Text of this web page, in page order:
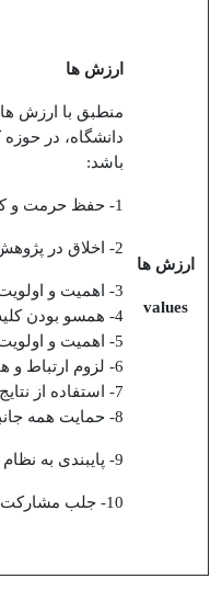
ارزش ها
values
ارزش ها
منطبق با ارزش
دانشگاه، در حوزه
باشد:
1- حفظ حرمت و کرامت انسان ها
2- اخلاق در پژوهش با تأکید بر ارزشهای متعالی اسلامی
3- اهمیت و اولویت پژوهش به عنوان اصلی ترین راه پیشرفت جامعه، کشور و تولید علم
4- همسو بودن کلیه پژوهش ها با نیازهای واقعی و سیاست های دانشگاه علوم پزشکی یاسوج
5- اهمیت و اولویت ایجاد بستر مناسب برای پژوهش در کمیته تحقیقات دانشجویی
6- لزوم ارتباط و همکاری درون بخشی و برون بخشی در زمینه پژوهش
7- استفاده از نتایج تحقیقات دانشجویی در عرصه های اجرایی و عملی
8- حمایت همه جانبه از پژوهش و دانشجویان پژوهشگر
9- پایبندی به نظام تشویق و تکریم از دانشجویان فعال با حداکثر امکانات مقتضی
10- جلب مشارکت دانشجویان و اعضای هیات علمی در امر پژوهش